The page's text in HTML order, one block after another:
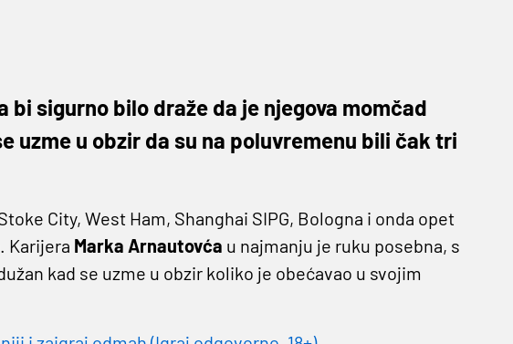
sigurno bilo draže da je njegova momčad
uzme u obzir da su na poluvremenu bili čak tri
City, West Ham, Shanghai SIPG, Bologna i onda opet
Karijera Marka Arnautovća u najmanju je ruku posebna, s
kad se uzme u obzir koliko je obećavao u svojim